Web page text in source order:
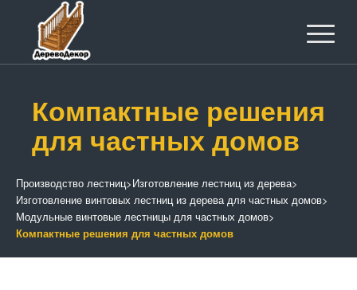
Компактные решения
для частных домов
Производство лестниц>Изготовление лестниц из дерева>
Изготовление винтовых лестниц из дерева для частных домов>
Модульные винтовые лестницы для частных домов>
Компактные решения для частных домов